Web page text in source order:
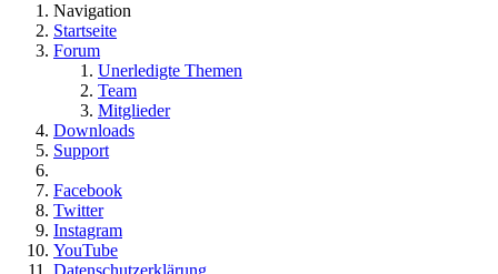
Navigation
Startseite
Forum
Unerledigte Themen
Team
Mitglieder
Downloads
Support
Facebook
Twitter
Instagram
YouTube